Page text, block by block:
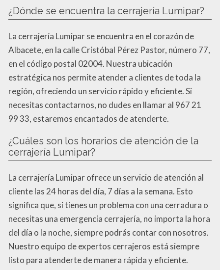
¿Dónde se encuentra la cerrajería Lumipar?
La cerrajería Lumipar se encuentra en el corazón de
Albacete, en la calle Cristóbal Pérez Pastor, número 77,
en el código postal 02004. Nuestra ubicación
estratégica nos permite atender a clientes de toda la
región, ofreciendo un servicio rápido y eficiente. Si
necesitas contactarnos, no dudes en llamar al 967 21
99 33, estaremos encantados de atenderte.
¿Cuáles son los horarios de atención de la
cerrajería Lumipar?
La cerrajería Lumipar ofrece un servicio de atención al
cliente las 24 horas del día, 7 días a la semana. Esto
significa que, si tienes un problema con una cerradura o
necesitas una emergencia cerrajería, no importa la hora
del día o la noche, siempre podrás contar con nosotros.
Nuestro equipo de expertos cerrajeros está siempre
listo para atenderte de manera rápida y eficiente.